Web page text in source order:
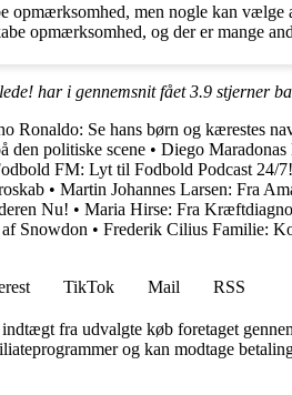
men nogle kan
opmærksomhed, og der er mange
har i gennemsnit fået3.9 stjerner
Ronaldo: Se hans børn og kærestes
den politiske scene • Diego
FM: Lyt til Fodbold Podcast 24/7!
• Martin Johannes Larsen: Fra
Nu! • Maria Hirse: Fra
Snowdon • Frederik Cilius Familie:
TikTok Mail
RSS
fra udvalgte køb foretaget
og kan modtage